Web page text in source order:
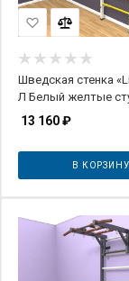
Шведская стенка
Л Белый желтые
13 160₽
В КОРЗИНУ